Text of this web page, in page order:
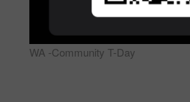
WA -Community T-Day